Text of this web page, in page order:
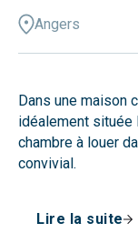
Angers
Dans une maison
idéalement située
chambre à louer
convivial.
calme, à
Lire la suite